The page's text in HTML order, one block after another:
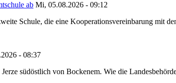
ab Mi, 05.08.2026 - 09:12
Schule, die eine Kooperationsvereinbarung mit
- 08:37
südöstlich von Bockenem. Wie die